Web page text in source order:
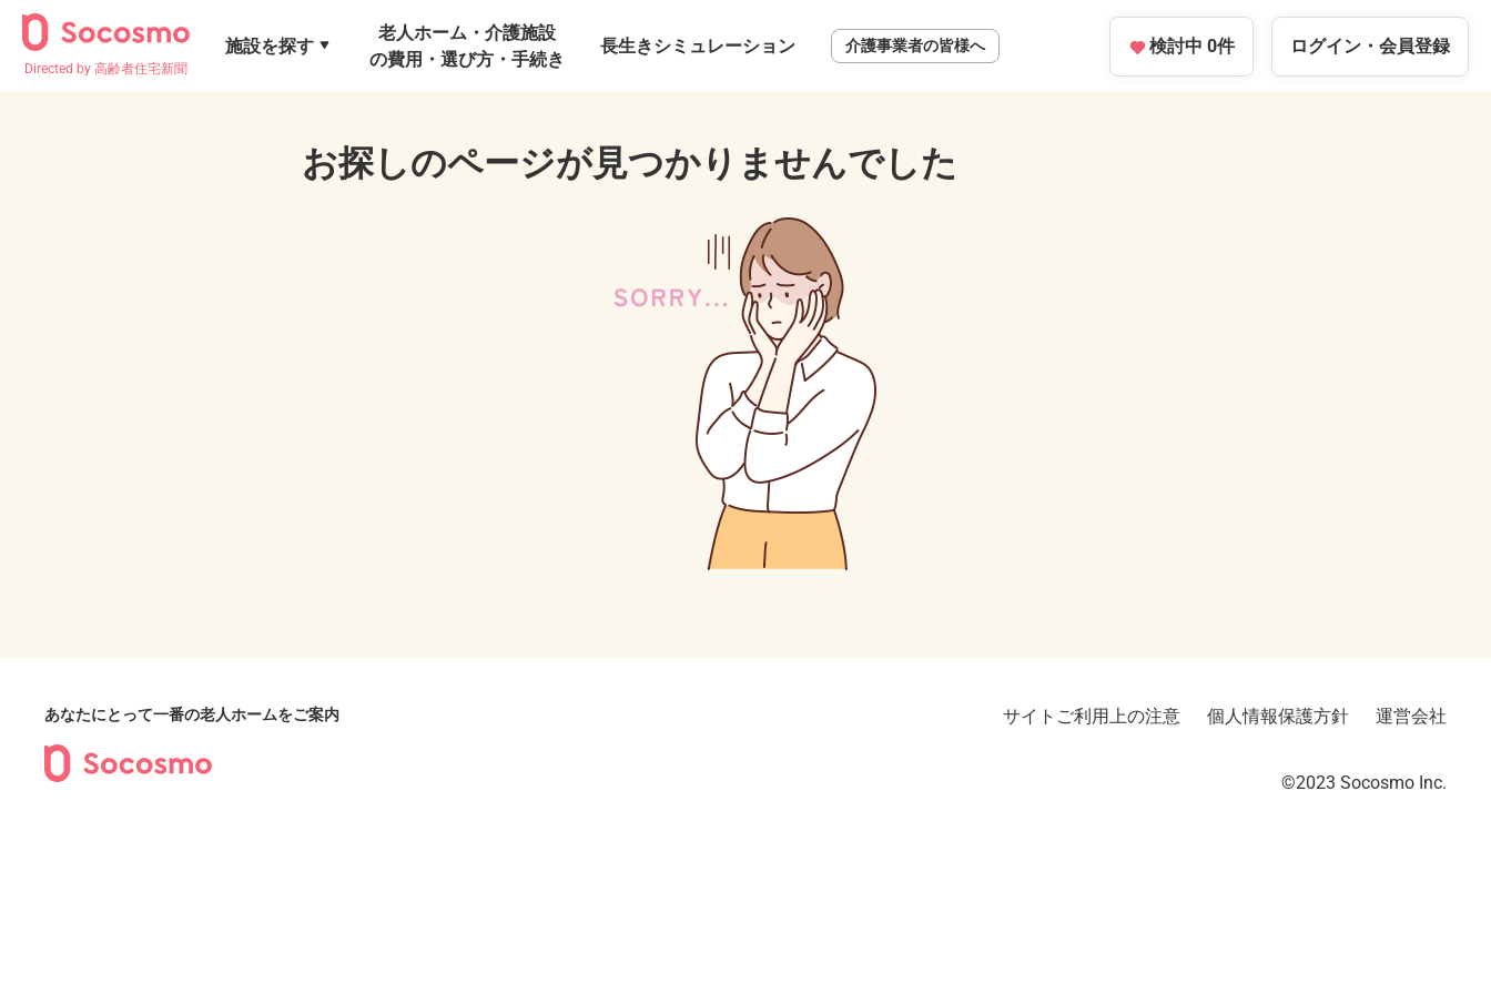
Directed by 高齢者住宅新聞
施設を探す
老人ホーム・介護施設
の費用・選び方・手続き
長生きシミュレーション 介護事業者の皆様へ 検討中 0件 ログイン・ 会員登録
お探しのページが見つかりませんでした
あなたにとって一番の老人ホームをご案内 サイトご利用上の注意 個人情報保護方針 運営会社
©2023︎ Socosmo Inc.